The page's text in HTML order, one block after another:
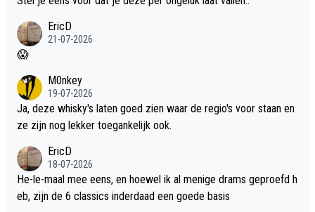
EricD
21-07-2026
😱
M0nkey
19-07-2026
Ja, deze whisky's laten goed zien waar de regio's voor staan en
ze zijn nog lekker toegankelijk ook.
EricD
18-07-2026
He-le-maal mee eens, en hoewel ik al menige drams geproefd h
eb, zijn de 6 classics inderdaad een goede basis